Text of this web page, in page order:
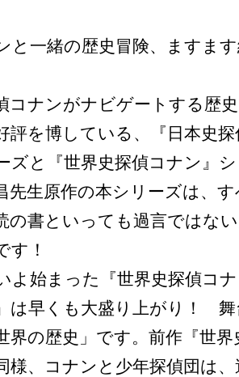
と一緒の歴史冒険、ますま
コナンがナビゲートする歴
評を博している、『日本史
ズと『世界史探偵コナン』
先生原作の本シリーズは、
の書といっても過言ではな
す！
よ始まった『世界史探偵コ
は早くも大盛り上がり！
界の歴史」です。前作『世
様、コナンと少年探偵団は